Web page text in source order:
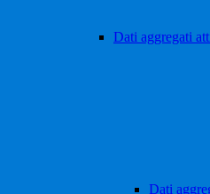
Dati aggregati
Dati